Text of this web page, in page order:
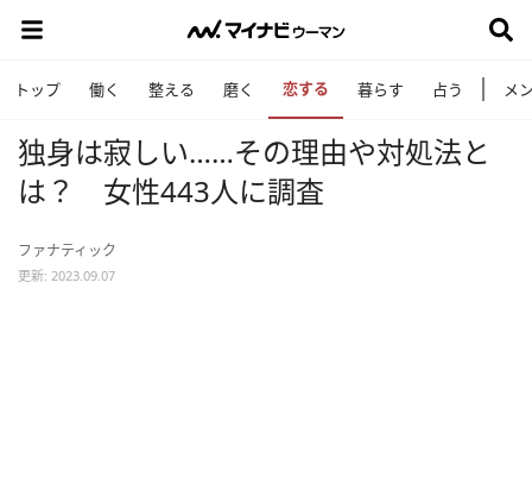
トップ 働く 整える 磨く 恋する 暮らす 占う メ
独身は寂しい……その理由や対処法と
は？ 女性443人に調査
ファナティック
更新: 2023.09.07